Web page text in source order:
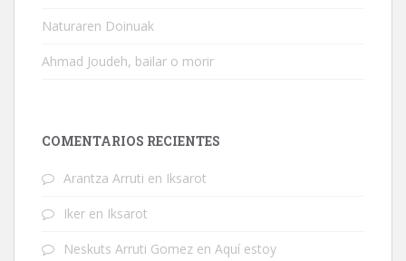
Naturaren Doinuak
Ahmad Joudeh, bailar o morir
COMENTARIOS RECIENTES
Arantza Arruti en Iksarot
Iker en Iksarot
Neskuts Arruti Gomez en Aquí estoy